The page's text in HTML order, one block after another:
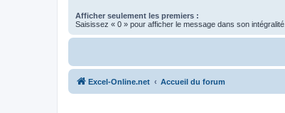
Afficher seulement les premiers :
Saisissez « 0 » pour afficher le message dans son intégralité.
Excel-Online.net Accueil du forum